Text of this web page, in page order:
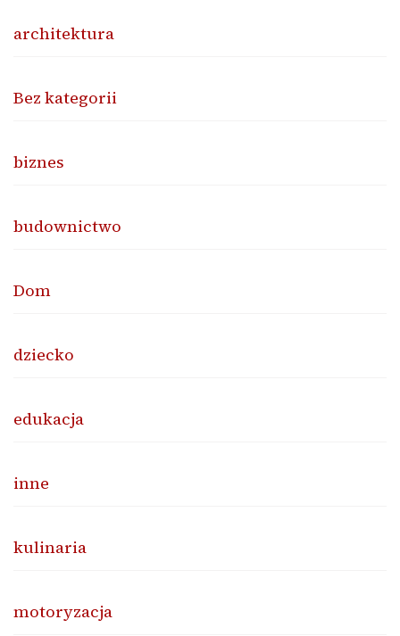
architektura
Bez kategorii
biznes
budownictwo
Dom
dziecko
edukacja
inne
kulinaria
motoryzacja